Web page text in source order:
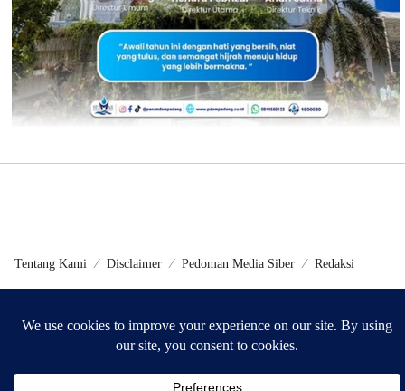
Tentang Kami Disclaimer Pedoman Media Siber Redaksi